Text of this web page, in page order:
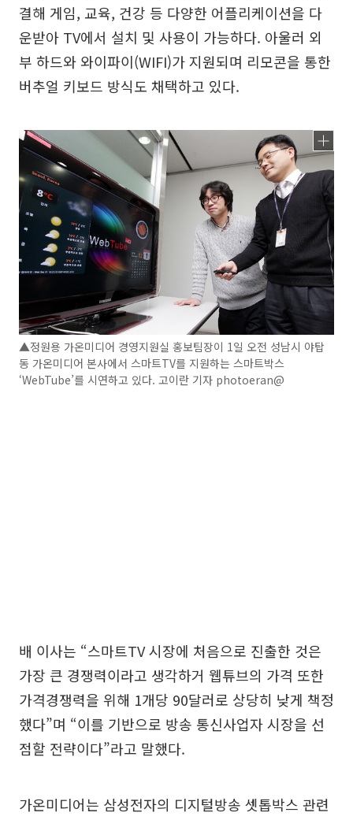
결해 게임, 교육, 건강 등 다양한 어플리케이션을 다
운받아 TV에서 설치 및 사용이 가능하다. 아울러 외
부 하드와 와이파이(WIFI)가 지원되며 리모콘을 통한
버추얼 키보드 방식도 채택하고 있다.
▲정원용 가온미디어 경영지원실 홍보팀장이 1일 오전 성남시 야탑
동 가온미디어 본사에서 스마트TV를 지원하는 스마트박스
‘WebTube’를 시연하고 있다. 고이란 기자 photoeran@
배 이사는 “스마트TV 시장에 처음으로 진출한 것은
가장 큰 경쟁력이라고 생각하거 웹튜브의 가격 또한
가격경쟁력을 위해 1개당 90달러로 상당히 낮게 책정
했다”며 “이를 기반으로 방송 통신사업자 시장을 선
점할 전략이다”라고 말했다.
가온미디어는 삼성전자의 디지털방송 셋톱박스 관련